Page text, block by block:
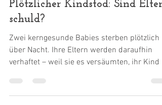
10. Juli 2025
Plötzlicher Kindstod: Sind
schuld?
Zwei kerngesunde Babies sterben plötzlich
eine...